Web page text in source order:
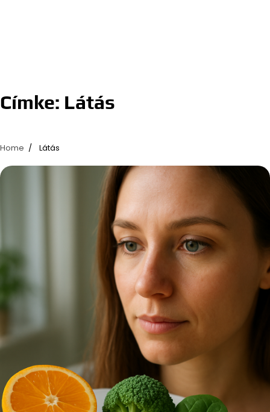
Címke: Látás
Home Látás